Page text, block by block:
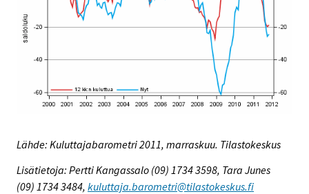
Lähde: Kuluttajabarometri 2011, marraskuu. Tilastokeskus
Lisätietoja: Pertti Kangassalo (09) 1734 3598, Tara Junes
(09) 1734 3484, kuluttaja.barometri@tilastokeskus.fi